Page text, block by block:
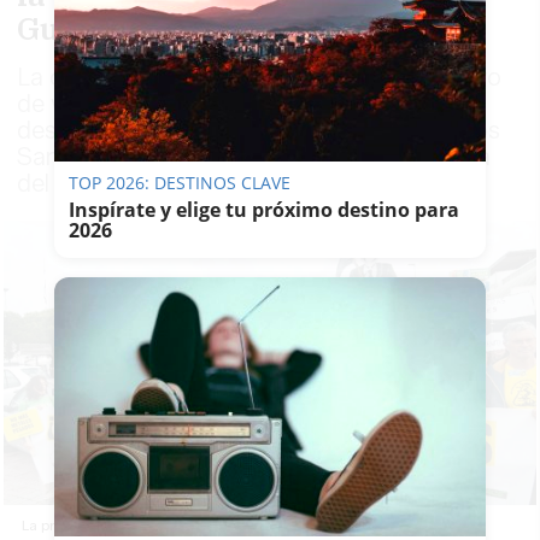
Guadalquivir
La convocatoria contó además con el apoyo
de varios ayuntamientos de la ribera y la
desembocadura del Guadalquivir, entre ellos
Sanlúcar, Chipiona, Trebujena, Rota y Coria
del Río
La protesta en Sanlúcar contra la reapertura de las minas.
TOP 2026: DESTINOS CLAVE
Inspírate y elige tu próximo destino para
2026